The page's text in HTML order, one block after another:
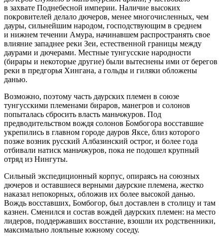
в захвате Поднебесной империи. Наличие высоких
покровителей делало дючеров, менее многочисленных, чем
дауры, сильнейшим народом, господствующим в среднем
и нижнем течении Амура, начинавшем распространять свое
влияние западнее реки Зеи, естественной границы между
даурами и дючерами. Местные тунгусские народности
(бирары и некоторые другие) были вытеснены ими от берегов
реки в предгорья Хингана, а гольды и гиляки обложены
данью.
Возможно, поэтому часть даурских племен в союзе
тунгусскими племенами бираров, манегров и солонов
попыталась сбросить власть маньчжуров. Под
предводительством вождя солонов Бомбогора восставшие
укрепились в главном городе дауров Яксе, близ которого
позже возник русский Албазинский острог, и более года
отбивали натиск маньчжуров, пока не подошел крупный
отряд из Нингуты.
Сильный экспедиционный корпус, опираясь на союзных
дючеров и оставшиеся верными даурские племена, жестко
наказал непокорных, обложив их более высокой данью.
Вождь восставших, Бомбогор, был доставлен в столицу и там
казнен. Сменился и состав вождей даурских племен: на место
лидеров, поддержавших восстание, взошли их родственники,
максимально лояльные южному соседу.